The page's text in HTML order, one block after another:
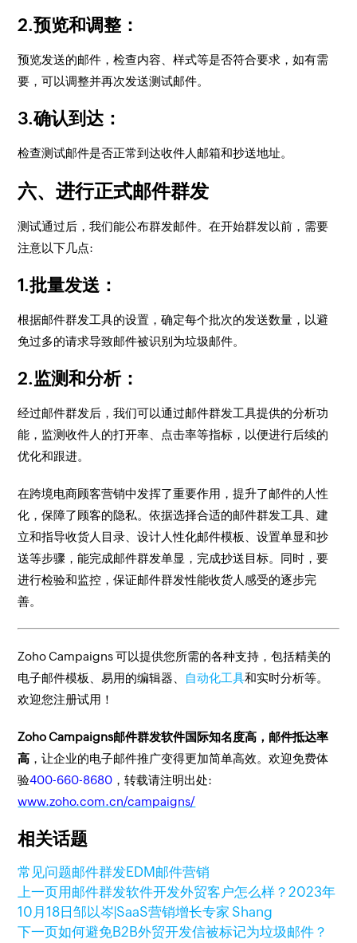
2.预览和调整：
预览发送的邮件，检查内容、样式等是否符合要求，如有需
要，可以调整并再次发送测试邮件。
3.确认到达：
检查测试邮件是否正常到达收件人邮箱和抄送地址。
六、进行正式邮件群发
测试通过后，我们能公布群发邮件。在开始群发以前，需要
注意以下几点:
1.批量发送：
根据邮件群发工具的设置，确定每个批次的发送数量，以避
免过多的请求导致邮件被识别为垃圾邮件。
2.监测和分析：
经过邮件群发后，我们可以通过邮件群发工具提供的分析功
能，监测收件人的打开率、点击率等指标，以便进行后续的
优化和跟进。
在跨境电商顾客营销中发挥了重要作用，提升了邮件的人性
化，保障了顾客的隐私。依据选择合适的邮件群发工具、建
立和指导收货人目录、设计人性化邮件模板、设置单显和抄
送等步骤，能完成邮件群发单显，完成抄送目标。同时，要
进行检验和监控，保证邮件群发性能收货人感受的逐步完
善。
Zoho Campaigns 可以提供您所需的各种支持，包括精美的
电子邮件模板、易用的编辑器、 自动化工具和实时分析等。
欢迎您注册试用！
Zoho Campaigns邮件群发软件国际知名度高，邮件抵达率
高 ，让企业的电子邮件推广变得更加简单高效。欢迎免费体
验400-660-8680 ，转载请注明出处:
www.zoho.com.cn/campaigns/
相关话题
常见问题邮件群发EDM 邮件营销
上一页用邮件群发软件开发外贸客户怎么样？2023年
10月18日邹以岑|SaaS营销增长专家 Shang
下一页如何避免B2B外贸开发信被标记为垃圾邮件？